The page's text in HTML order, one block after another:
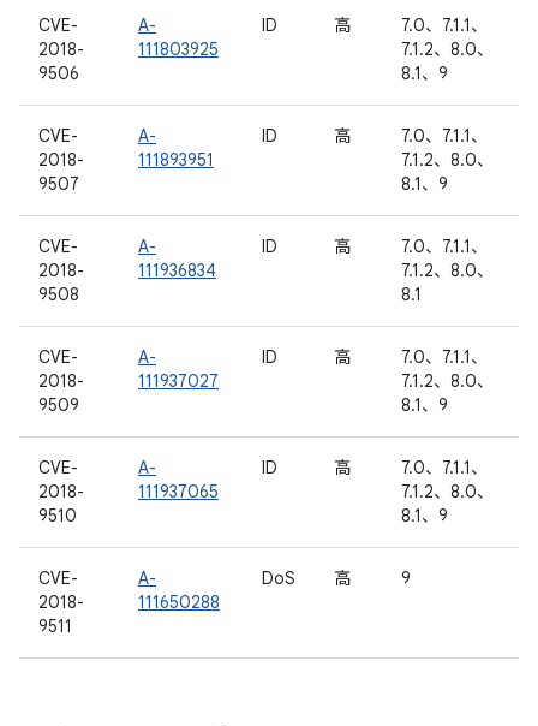
CVE-
2018-
9506
A-
111803925
ID 高
7.0、7.1.1、
7.1.2、8.0、
8.1、9
CVE-
2018-
9507
A-
111893951
ID 高
7.0、7.1.1、
7.1.2、8.0、
8.1、9
CVE-
2018-
9508
A-
111936834
ID 高
7.0、7.1.1、
7.1.2、8.0、
8.1
CVE-
2018-
9509
A-
111937027
ID 高
7.0、7.1.1、
7.1.2、8.0、
8.1、9
CVE-
2018-
9510
A-
111937065
ID 高
7.0、7.1.1、
7.1.2、8.0、
8.1、9
CVE-
2018-
9511
A-
111650288
DoS 高 9